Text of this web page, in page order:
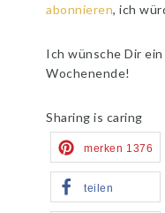
abonnieren, ich
Ich wünsche Dir
Wochenende!
Sharing is caring
merken 1376
teilen